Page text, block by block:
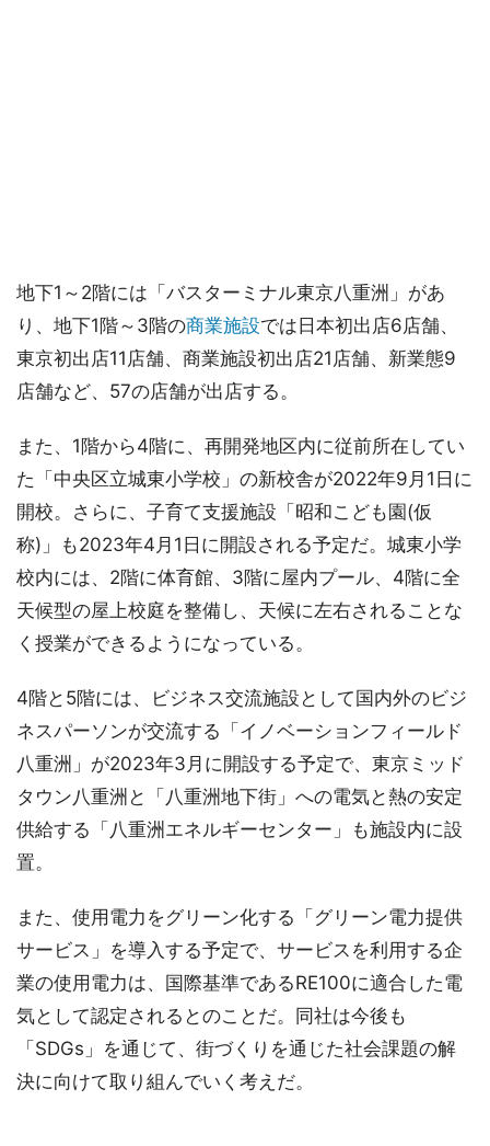
地下1～2階には「バスターミナル東京八重洲」があ
り、地下1階～3階の商業施設では日本初出店6店舗、
東京初出店11店舗、商業施設初出店21店舗、新業態9
店舗など、57の店舗が出店する。
また、1階から4階に、再開発地区内に従前所在してい
た「中央区立城東小学校」の新校舎が2022年9月1日に
開校。さらに、子育て支援施設「昭和こども園(仮
称)」も2023年4月1日に開設される予定だ。城東小学
校内には、2階に体育館、3階に屋内プール、4階に全
天候型の屋上校庭を整備し、天候に左右されることな
く授業ができるようになっている。
4階と5階には、ビジネス交流施設として国内外のビジ
ネスパーソンが交流する「イノベーションフィールド
八重洲」が2023年3月に開設する予定で、東京ミッド
タウン八重洲と「八重洲地下街」への電気と熱の安定
供給する「八重洲エネルギーセンター」も施設内に設
置。
また、使用電力をグリーン化する「グリーン電力提供
サービス」を導入する予定で、サービスを利用する企
業の使用電力は、国際基準であるRE100に適合した電
気として認定されるとのことだ。同社は今後も
「SDGs」を通じて、街づくりを通じた社会課題の解
決に向けて取り組んでいく考えだ。